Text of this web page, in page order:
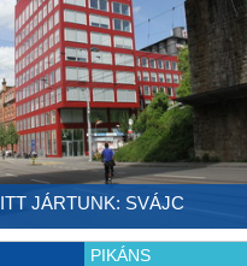
ITT JÁRTUNK: SVÁJC
PIKÁNS